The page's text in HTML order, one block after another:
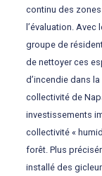
continu des
l’évaluation. Avec
groupe de
de nettoyer ces
d’incendie dans
collectivité de
investissements
collectivité «
forêt. Plus
installé des